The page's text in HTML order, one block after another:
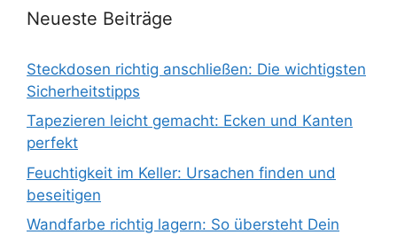
Neueste Beiträge
Steckdosen richtig anschließen: Die wichtigsten
Sicherheitstipps
Tapezieren leicht gemacht: Ecken und Kanten
perfekt
Feuchtigkeit im Keller: Ursachen finden und
beseitigen
Wandfarbe richtig lagern: So übersteht Dein